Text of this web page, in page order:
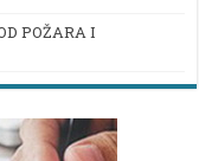
POŽARA I